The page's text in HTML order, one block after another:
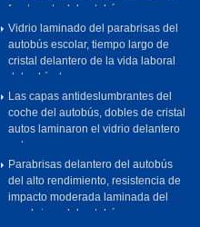
frente auto del autobús
Vidrio laminado del parabrisas del
autobús escolar, tiempo largo de
cristal delantero de la vida laboral
del vehículo
Las capas antideslumbrantes del
coche del autobús, dobles de cristal
autos laminaron el vidrio delantero
auto
Parabrisas delantero del autobús
del alto rendimiento, resistencia de
impacto moderada laminada del
parabrisas del autobús